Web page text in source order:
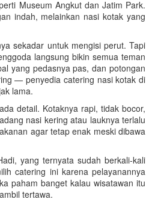
Museum Angkut dan Jatim Park.
indah, melainkan nasi kotak yang
sekadar untuk mengisi perut. Tapi
langsung bikin semua teman
yang pedasnya pas, dan potongan
— penyedia catering nasi kotak di
lama.
detail. Kotaknya rapi, tidak bocor,
nasi kering atau lauknya terlalu
agar tetap enak meski dibawa
yang ternyata sudah berkali-kali
catering ini karena pelayanannya
paham banget kalau wisatawan itu
tertawa.